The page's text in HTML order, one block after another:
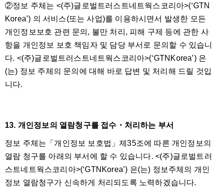
②정보 주체는 <(주)글로벌트러스트네트웍스코리아>(‘GTN
Korea’) 의 서비스(또는 사업)를 이용하시면서 발생한 모든
개인정보보호 관련 문의, 불만 처리, 피해 구제 등에 관한 사
항을 개인정보 보호 책임자 및 담당 부서로 문의할 수 있습니
다. <(주)글로벌트러스트네트웍스코리아>(‘GTNKorea’) 은
(는) 정보 주체의 문의에 대해 바로 답변 및 처리해 드릴 것입
니다.
13. 개인정보의 열람청구를 접수・처리하는 부서
정보 주체는「개인정보 보호법」제35조에 따른 개인정보의
열람 청구를 아래의 부서에 할 수 있습니다. <(주)글로벌트러
스트네트웍스코리아>(‘GTNKorea’) 은(는) 정보주체의 개인
정보 열람청구가 신속하게 처리되도록 노력하겠습니다.